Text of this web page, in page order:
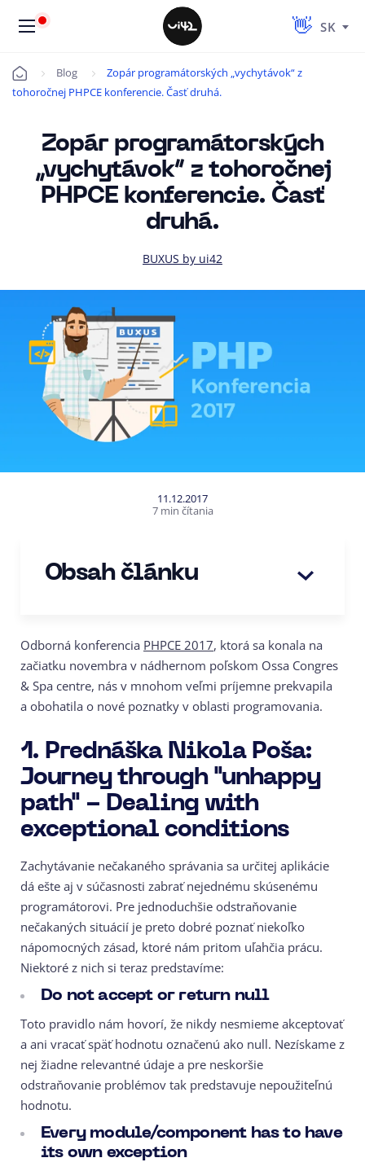
SK
Úvod Blog
Zopár programátorských „vychytávok“ z
tohoročnej PHPCE konferencie. Časť druhá.
Zopár programátorských
„vychytávok“ z tohoročnej
PHPCE konferencie. Časť
druhá.
BUXUS by ui42
11.12.2017
7 min čítania
Obsah článku
Odborná konferencia PHPCE 2017, ktorá sa konala na
začiatku novembra v nádhernom poľskom Ossa Congres
& Spa centre, nás v mnohom veľmi príjemne prekvapila
a obohatila o nové poznatky v oblasti programovania.
1. Prednáška Nikola Poša:
Journey through "unhappy
path" - Dealing with
exceptional conditions
Zachytávanie nečakaného správania sa určitej aplikácie
dá ešte aj v súčasnosti zabrať nejednému skúsenému
programátorovi. Pre jednoduchšie odstraňovanie
nečakaných situácií je preto dobré poznať niekoľko
nápomocných zásad, ktoré nám pritom uľahčia prácu.
Niektoré z nich si teraz predstavíme:
Do not accept or return null
Toto pravidlo nám hovorí, že nikdy nesmieme akceptovať
a ani vracať späť hodnotu označenú ako null. Nezískame z
nej žiadne relevantné údaje a pre neskoršie
odstraňovanie problémov tak predstavuje nepoužiteľnú
hodnotu.
Every module/component has to have
its own exception